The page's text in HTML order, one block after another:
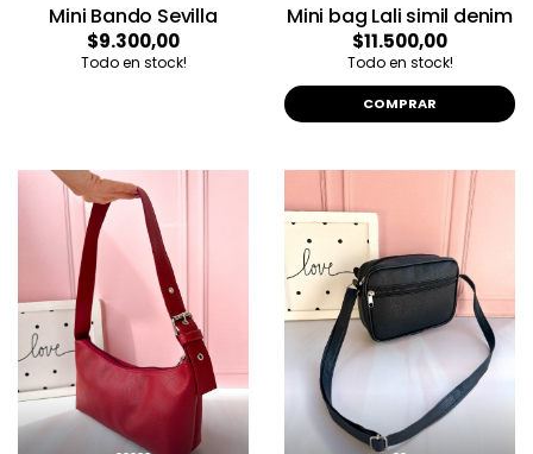
Mini Bando Sevilla
$9.300,00
Todo en stock!
Mini bag Lali simil denim
$11.500,00
Todo en stock!
COMPRAR